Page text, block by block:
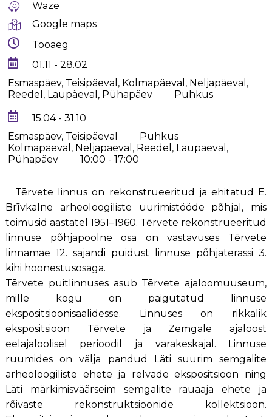
Waze
Google maps
Tööaeg
01.11 - 28.02
Esmaspäev, Teisipäeval, Kolmapäeval, Neljapäeval,
Reedel, Laupäeval, Pühapäev
Puhkus
15.04 - 31.10
Esmaspäev, Teisipäeval
Puhkus
Kolmapäeval, Neljapäeval, Reedel, Laupäeval,
Pühapäev
10:00 - 17:00
Tērvete linnus on rekonstrueeritud ja ehitatud E.
Brīvkalne arheoloogiliste uurimistööde põhjal, mis
toimusid aastatel 1951–1960. Tērvete rekonstrueeritud
linnuse põhjapoolne osa on vastavuses Tērvete
linnamäe 12. sajandi puidust linnuse põhjaterassi 3.
kihi hoonestusosaga.
Tērvete puitlinnuses asub Tērvete ajaloomuuseum,
mille kogu on paigutatud linnuse
ekspositsioonisaalidesse. Linnuses on rikkalik
ekspositsioon Tērvete ja Zemgale ajaloost
eelajaloolisel perioodil ja varakeskajal. Linnuse
ruumides on välja pandud Läti suurim semgalite
arheoloogiliste ehete ja relvade ekspositsioon ning
Läti märkimisväärseim semgalite rauaaja ehete ja
rõivaste rekonstruktsioonide kollektsioon.